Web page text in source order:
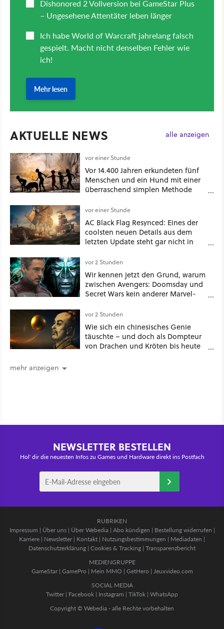
AKTUELLE NEWS alle anzeigen
vor einer Stunde
Vor 14.400 Jahren erkundeten fünf
Menschen und ein Hund mit einer
überraschend simplen Methode
Spuren für die Ewigkeit
vor einer Stunde
AC Black Flag Resynced: Eines der
coolsten neuen Details aus dem
letzten Update steht gar nicht in
vor 2 Stunden
Wir kennen jetzt den Grund, warum
zwischen Avengers: Doomsday und
Secret Wars kein anderer Marvel-
vor 2 Stunden
Wie sich ein chinesisches Genie
täuschte – und doch als Dompteur
von Drachen und Kröten bis heute
mehr anzeigen
NEWSLETTER BESTELLEN
Hol' dir die neuesten Infos zu Games und Hardware direkt ins Postfach
RUBRIKEN
Impressum | Über uns| Über Webedia | Abo kündigen | Bestellung widerrufen |
Karriere | Newsletter | Kontakt | Nutzungsbestimmungen | Mediadaten |
Datenschutzerklärung | Cookies & Tracking | Transparenzbericht
MEDIENGRUPPE
GameStar| GamePro | Mein MMO | GetHero | Jeuxvideo.com
SOCIAL MEDIA
Twitter | Facebook | Instagram | TikTok | WhatsApp
Copyright © Webedia - alle Rechte vorbehalten